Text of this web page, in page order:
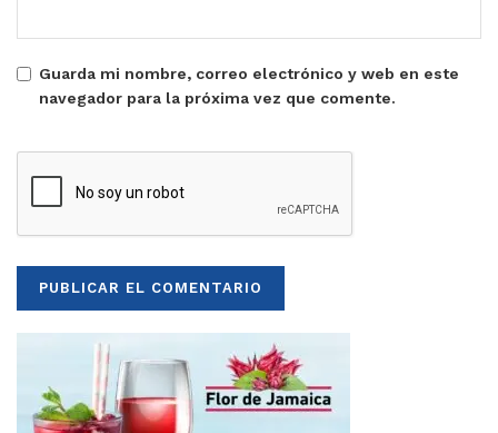
Guarda mi nombre, correo electrónico y web en este
navegador para la próxima vez que comente.